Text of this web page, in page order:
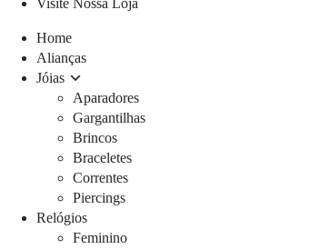
Visite Nossa Loja
Home
Alianças
Jóias
Aparadores
Gargantilhas
Brincos
Braceletes
Correntes
Piercings
Relógios
Feminino